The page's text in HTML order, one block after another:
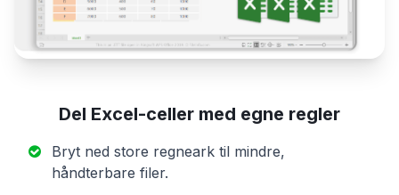
Del Excel-celler med egne regler
Bryt ned store regneark til mindre,
håndterbare filer.